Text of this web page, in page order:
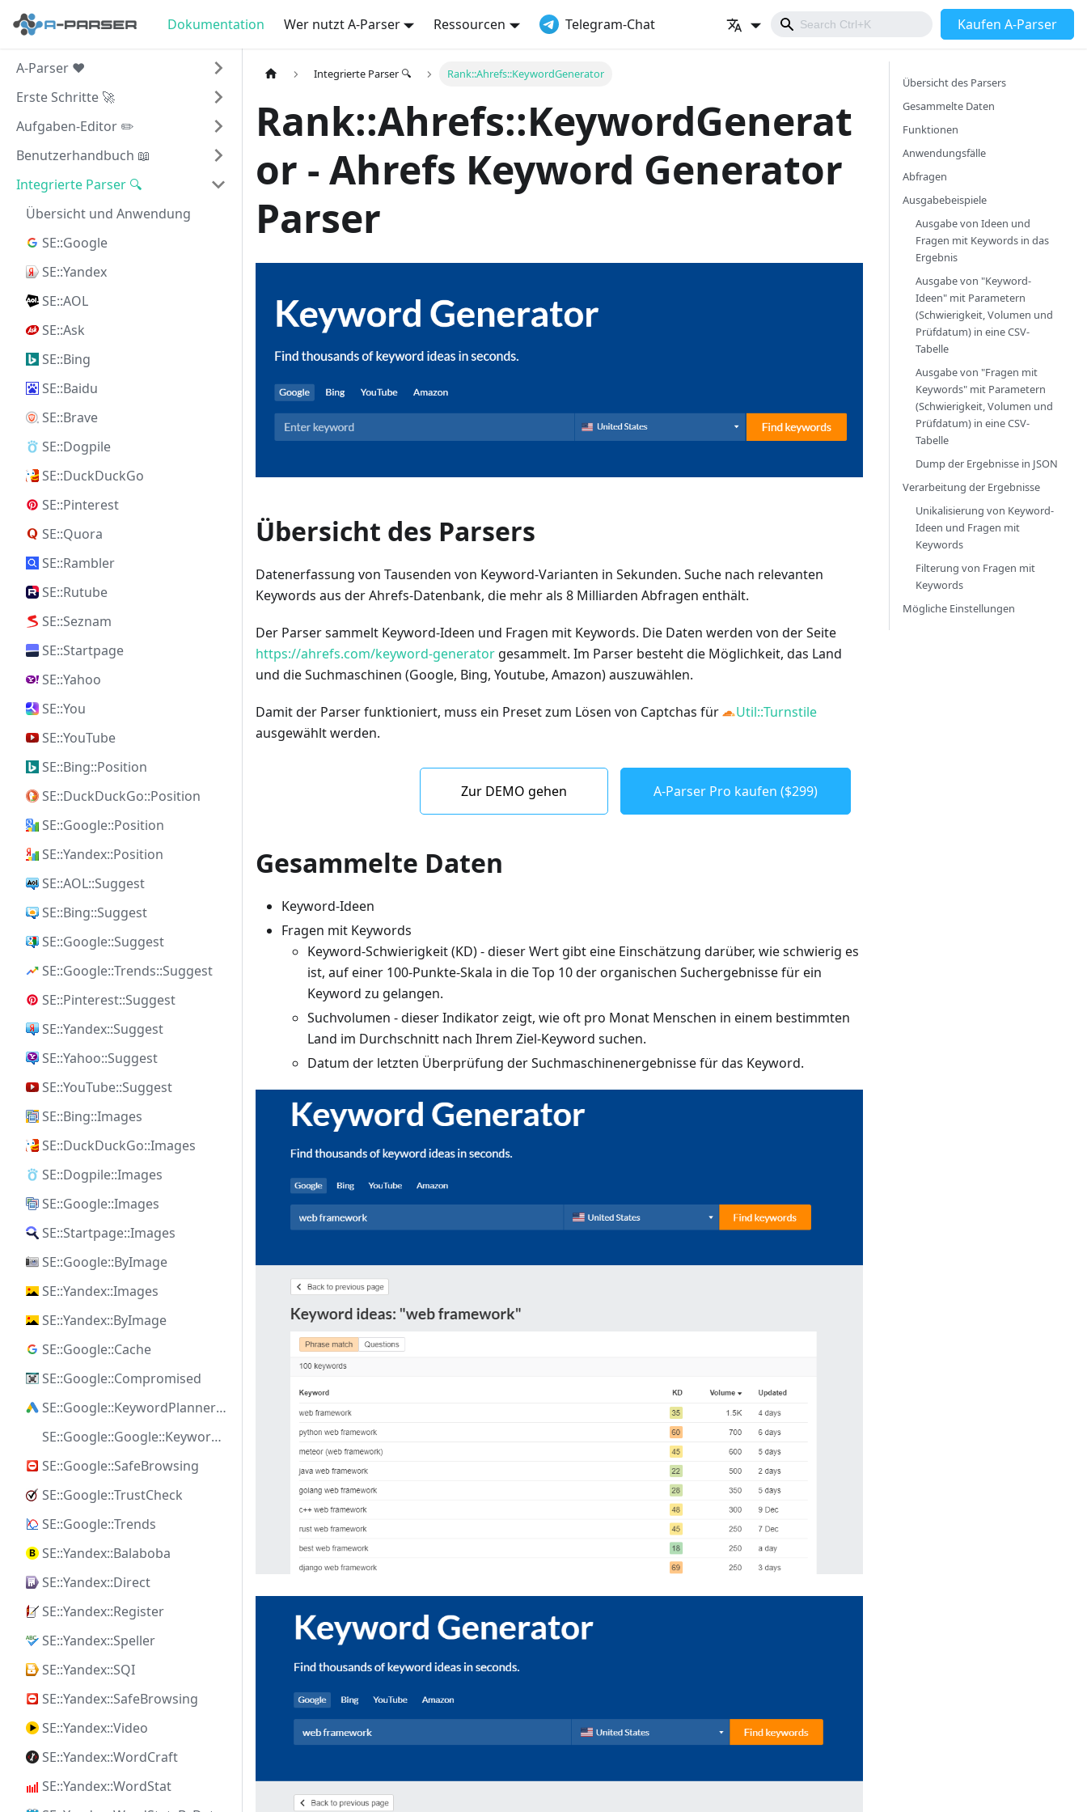
Dokumentation Wer nutzt A-Parser Ressourcen Telegram-Chat Kaufen A-Parser
A-Parser ❤️
Erste Schritte 🚀
Aufgaben-Editor ✏️
Benutzerhandbuch 📖
Integrierte Parser 🔍
Übersicht und Anwendung
SE::Google
SE::Yandex
SE::AOL
SE::Ask
SE::Bing
SE::Baidu
SE::Brave
SE::Dogpile
SE::DuckDuckGo
SE::Pinterest
SE::Quora
SE::Rambler
SE::Rutube
SE::Seznam
SE::Startpage
SE::Yahoo
SE::You
SE::YouTube
SE::Bing::Position
SE::DuckDuckGo::Position
SE::Google::Position
SE::Yandex::Position
SE::AOL::Suggest
SE::Bing::Suggest
SE::Google::Suggest
SE::Google::Trends::Suggest
SE::Pinterest::Suggest
SE::Yandex::Suggest
SE::Yahoo::Suggest
SE::YouTube::Suggest
SE::Bing::Images
SE::DuckDuckGo::Images
SE::Dogpile::Images
SE::Google::Images
SE::Startpage::Images
SE::Google::ByImage
SE::Yandex::Images
SE::Yandex::ByImage
SE::Google::Cache
SE::Google::Compromised
SE::Google::KeywordPlanner::Ideas
SE::Google::Google::KeywordPlanner::SearchVolume
SE::Google::SafeBrowsing
SE::Google::TrustCheck
SE::Google::Trends
SE::Yandex::Balaboba
SE::Yandex::Direct
SE::Yandex::Register
SE::Yandex::Speller
SE::Yandex::SQI
SE::Yandex::SafeBrowsing
SE::Yandex::Video
SE::Yandex::WordCraft
SE::Yandex::WordStat
Integrierte Parser 🔍 Rank::Ahrefs::KeywordGenerator
Rank::Ahrefs::KeywordGenerat
or - Ahrefs Keyword Generator
Parser
Übersicht des Parsers
Datenerfassung von Tausenden von Keyword-Varianten in Sekunden. Suche nach relevanten
Keywords aus der Ahrefs-Datenbank, die mehr als 8 Milliarden Abfragen enthält.
Der Parser sammelt Keyword-Ideen und Fragen mit Keywords. Die Daten werden von der Seite
https://ahrefs.com/keyword-generator gesammelt. Im Parser besteht die Möglichkeit, das Land
und die Suchmaschinen (Google, Bing, Youtube, Amazon) auszuwählen.
Damit der Parser funktioniert, muss ein Preset zum Lösen von Captchas für
Util::Turnstile
ausgewählt werden.
Zur DEMO gehen A-Parser Pro kaufen ($299)
Gesammelte Daten
Keyword-Ideen
Fragen mit Keywords
Keyword-Schwierigkeit (KD) - dieser Wert gibt eine Einschätzung darüber, wie schwierig es
ist, auf einer 100-Punkte-Skala in die Top 10 der organischen Suchergebnisse für ein
Keyword zu gelangen.
Suchvolumen - dieser Indikator zeigt, wie oft pro Monat Menschen in einem bestimmten
Land im Durchschnitt nach Ihrem Ziel-Keyword suchen.
Datum der letzten Überprüfung der Suchmaschinenergebnisse für das Keyword.
Übersicht des Parsers
Gesammelte Daten
Funktionen
Anwendungsfälle
Abfragen
Ausgabebeispiele
Ausgabe von Ideen und
Fragen mit Keywords in das
Ergebnis
Ausgabe von "Keyword-
Ideen" mit Parametern
(Schwierigkeit, Volumen und
Prüfdatum) in eine CSV-
Tabelle
Ausgabe von "Fragen mit
Keywords" mit Parametern
(Schwierigkeit, Volumen und
Prüfdatum) in eine CSV-
Tabelle
Dump der Ergebnisse in JSON
Verarbeitung der Ergebnisse
Unikalisierung von Keyword-
Ideen und Fragen mit
Keywords
Filterung von Fragen mit
Keywords
Mögliche Einstellungen